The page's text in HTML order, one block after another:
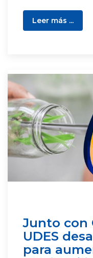
Leer más ...
Junto con
UDES
para